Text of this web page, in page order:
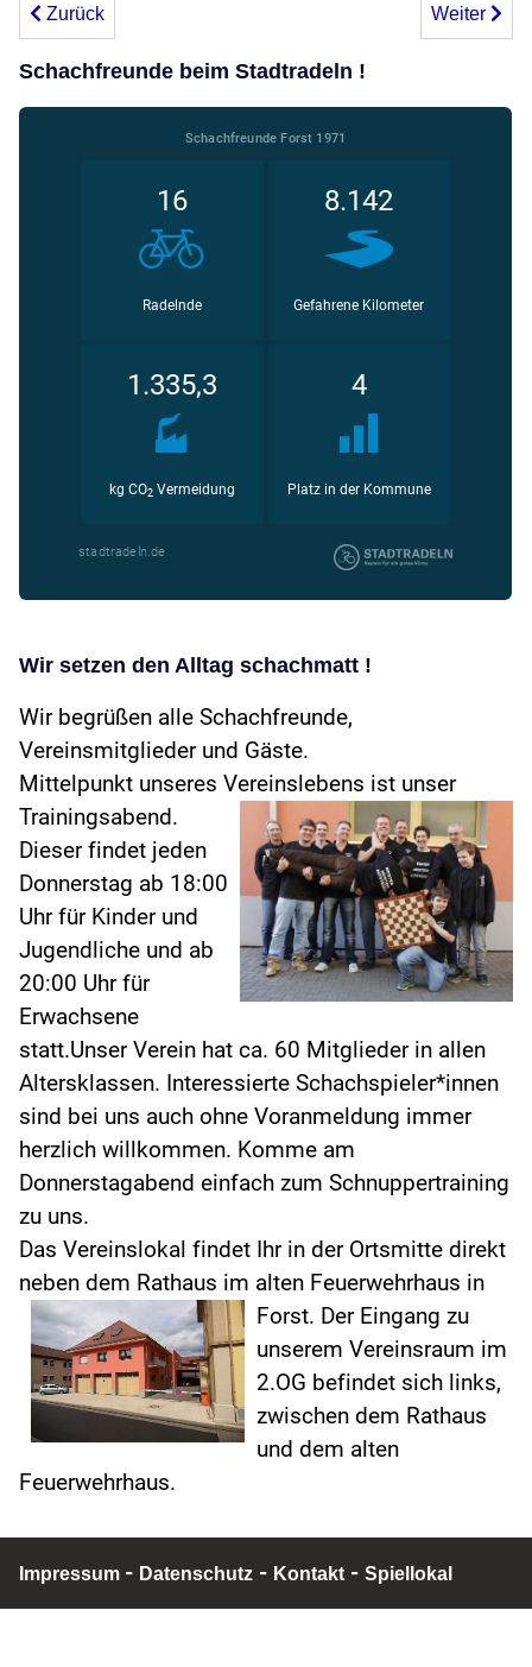
Vorheriger Beitrag: Forst 1 spielt Unentschieden gegen
Zurück Nächster
Weiter
Schachfreunde beim Stadtradeln !
Wir setzen den Alltag schachmatt !
Wir begrüßen alle Schachfreunde,
Vereinsmitglieder und Gäste.
Mittelpunkt unseres Vereinslebens ist unser
Trainingsabend.
Dieser findet jeden
Donnerstag ab 18:00
Uhr für Kinder und
Jugendliche und ab
20:00 Uhr für
Erwachsene
statt.Unser Verein hat ca. 60 Mitglieder in allen
Altersklassen. Interessierte Schachspieler*innen
sind bei uns auch ohne Voranmeldung immer
herzlich willkommen. Komme am
Donnerstagabend einfach zum Schnuppertraining
zu uns.
Das Vereinslokal findet Ihr in der Ortsmitte direkt
neben dem Rathaus im alten Feuerwehrhaus in
Forst. Der Eingang zu
unserem Vereinsraum im
2.OG befindet sich links,
zwischen dem Rathaus
und dem alten
Feuerwehrhaus.
Impressum - Datenschutz - Kontakt - Spiellokal